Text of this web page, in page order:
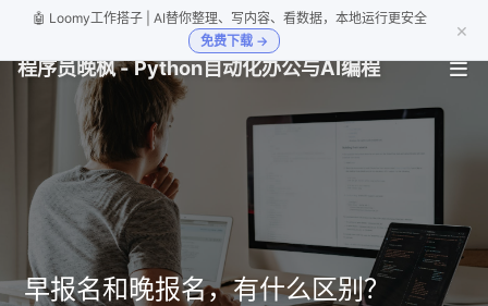
🤖 Loomy工作搭子 | AI替你整理、写内容、看数据，本地运行更安全
免费下载 →
×
程序员晚枫 - Python自动化办公与AI编程
早报名和晚报名，有什么区别？